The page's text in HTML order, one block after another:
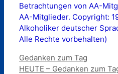
Betrachtungen von AA-
AA-Mitglieder. Copyright:
Alkoholiker deutscher
Alle Rechte vorbehalten)
Kategorien
Gedanken zum Tag
HEUTE – Gedanken zum